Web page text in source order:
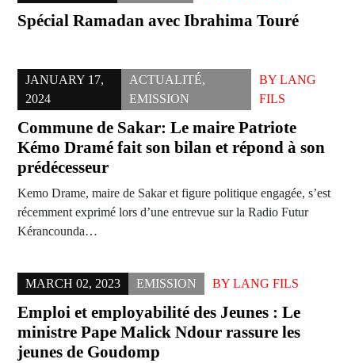
Spécial Ramadan avec Ibrahima Touré
JANUARY 17,
2024
ACTUALITÉ,
EMISSION
BY LANG
FILS
Commune de Sakar: Le maire Patriote
Kémo Dramé fait son bilan et répond à son
prédécesseur
Kemo Drame, maire de Sakar et figure politique engagée, s’est
récemment exprimé lors d’une entrevue sur la Radio Futur
Kérancounda…
MARCH 02, 2023 EMISSION BY LANG FILS
Emploi et employabilité des Jeunes : Le
ministre Pape Malick Ndour rassure les
jeunes de Goudomp